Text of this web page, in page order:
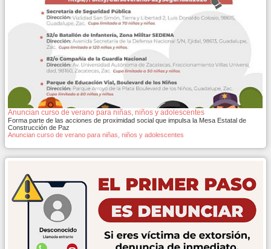
Anuncian curso de verano para niñas, niños y adolescentes
Forma parte de las acciones de proximidad social que impulsa la Mesa Estatal de
Construcción de Paz
Anuncian curso de verano para niñas, niños y adolescentes